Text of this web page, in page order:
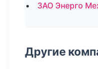
ЗАО Энерго
Другие